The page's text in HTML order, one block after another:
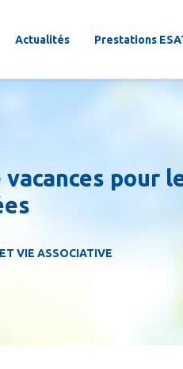
Actualités Prestations
pour
VIE ASSOCIATIVE